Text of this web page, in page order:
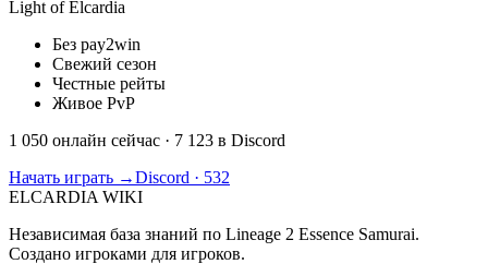
Light of Elcardia
Без pay2win
Свежий сезон
Честные рейты
Живое PvP
1 050 онлайн сейчас · 7 123 в Discord
Начать играть →Discord · 532
ELCARDIA WIKI
Независимая база знаний по Lineage 2 Essence Samurai.
Создано игроками для игроков.